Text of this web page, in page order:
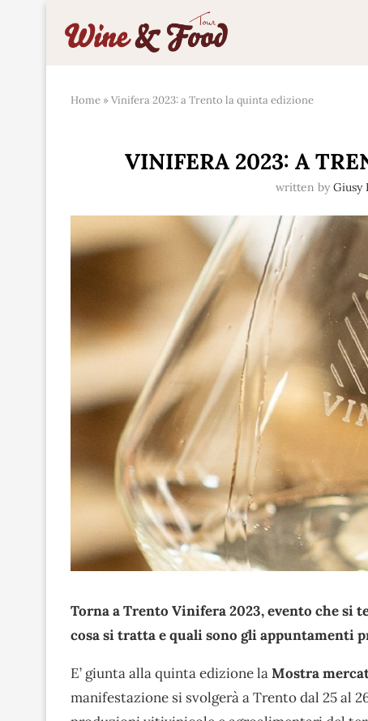
Home »Vinifera 2023: a Trento la quinta edizione
VINIFERA 2023: A
written by Giusy
Torna a Trento Vinifera 2023, evento che si
cosa si tratta e quali sono gli appuntamenti
E’ giunta alla quinta edizione laMostra
manifestazione si svolgerà a Trento dal 25 al